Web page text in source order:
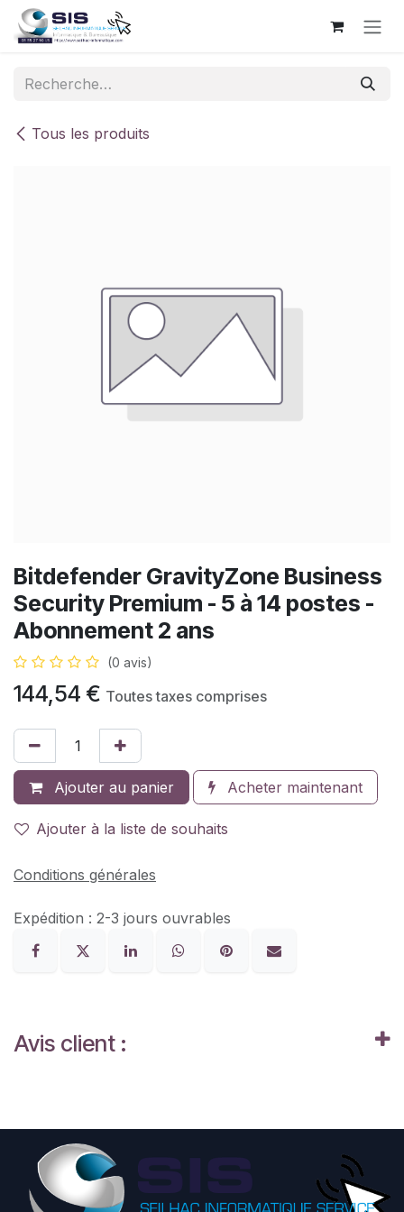
Se rendre au contenu
Tous les produits
Bitdefender GravityZone Business
Security Premium - 5 à 14 postes -
Abonnement 2 ans
(0 avis)
144,54 € Toutes taxes comprises
Ajouter au panier Acheter maintenant
Ajouter à la liste de souhaits
Conditions générales
Expédition : 2-3 jours ouvrables
Avis client :